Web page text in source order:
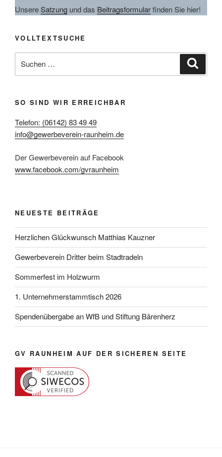
UnsereSatzung und das Beitragsformularfinden Sie hier!
VOLLTEXTSUCHE
nach:
SO SIND WIR ERREICHBAR
Telefon: (06142) 83 49 49
info@gewerbeverein-raunheim.de
Der Gewerbeverein auf Facebook
www.facebook.com/gvraunheim
NEUESTE BEITRÄGE
Herzlichen Glückwunsch Matthias Kauzner
Gewerbeverein Dritter beim Stadtradeln
Sommerfest im Holzwurm
1. Unternehmerstammtisch 2026
Spendenübergabe an WfB und Stiftung Bärenherz
GV RAUNHEIM AUF DER SICHEREN SEITE